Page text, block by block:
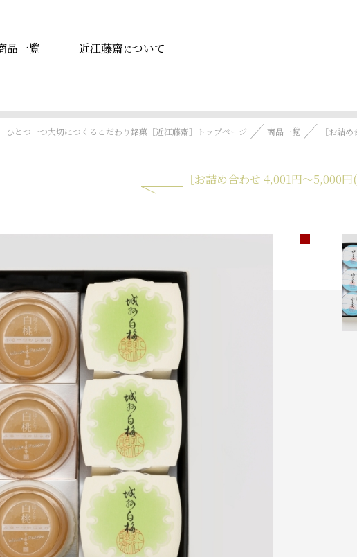
品一覧 近江藤齋について
ひとつ一つ大切につくるこだわり銘菓［近江藤齋］トップページ 商品一覧 ［お詰
［お詰め合わせ 4,001円～5,000